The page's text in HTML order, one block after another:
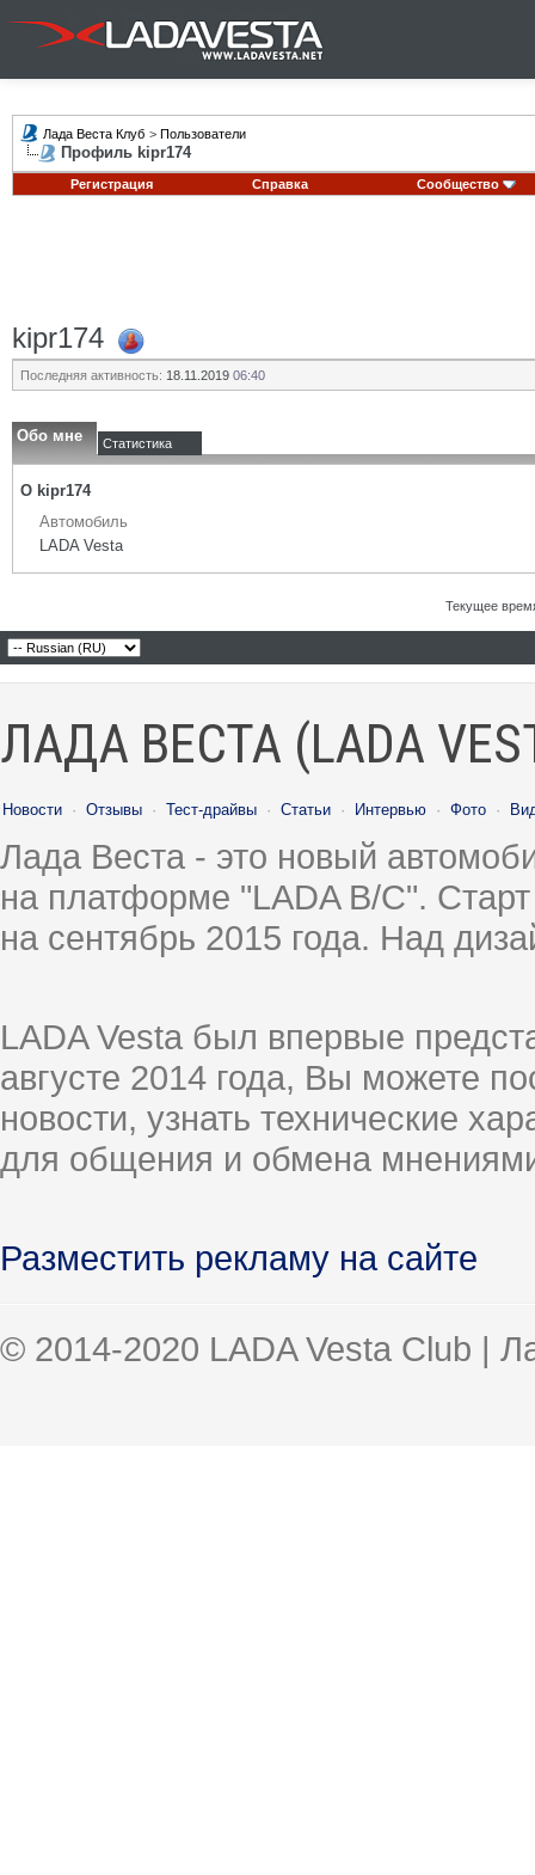
Лада Веста Клуб > Пользователи
Профиль kipr174
Регистрация Справка Сообщество
kipr174
Последняя активность: 18.11.2019 06:40
Обо мне Статистика
О kipr174
Автомобиль
LADA Vesta
Текущее
ЛАДА ВЕСТА (LADA
Новости · Отзывы · Тест-драйвы · Статьи · Интервью · Фото ·
Лада Веста - это новый
на платформе "LADA B/C".
на сентябрь 2015 года. Над
LADA Vesta был впервые
августе 2014 года, Вы можете
новости, узнать технические
для общения и обмена
Разместить рекламу на сайте
© 2014-2020 LADA Vesta Club |